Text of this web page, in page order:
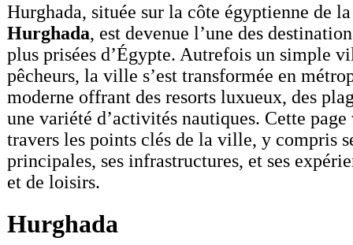
Hurghada, située sur la côte égyptienne de
Hurghada, est devenue l’une des
plus prisées d’Égypte. Autrefois un simple
pêcheurs, la ville s’est transformée en
moderne offrant des resorts luxueux, des
une variété d’activités nautiques. Cette page
travers les points clés de la ville, y compris
principales, ses infrastructures, et ses
et de loisirs.
Hurghada